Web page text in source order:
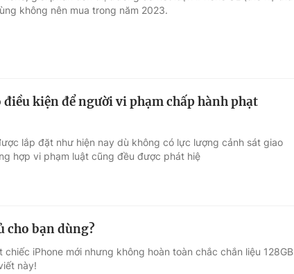
không nên mua trong năm 2023.
kiện để người vi phạm chấp hành phạt
lắp đặt như hiện nay dù không có lực lượng cảnh sát giao
hợp vi phạm luật cũng đều được phát hiệ
cho bạn dùng?
iPhone mới nhưng không hoàn toàn chắc chắn liệu 128GB
này!